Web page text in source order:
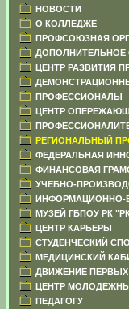
НОВОСТИ
О КОЛЛЕДЖЕ
ПРОФСОЮЗНАЯ
ДОПОЛНИТЕЛЬНОЕ
ЦЕНТР РАЗВИТИЯ
ПРОФЕССИОНАЛЫ
ЦЕНТР
РЕГИОНАЛЬНЫЙ
ФЕДЕРАЛЬНАЯ
ФИНАНСОВАЯ
УЧЕБНО-
ИНФОРМАЦИОННО-
МУЗЕЙ ГБПОУ РК
ЦЕНТР КАРЬЕРЫ
СТУДЕНЧЕСКИЙ
МЕДИЦИНСКИЙ
ДВИЖЕНИЕ ПЕРВЫХ
ЦЕНТР
ПЕДАГОГУ